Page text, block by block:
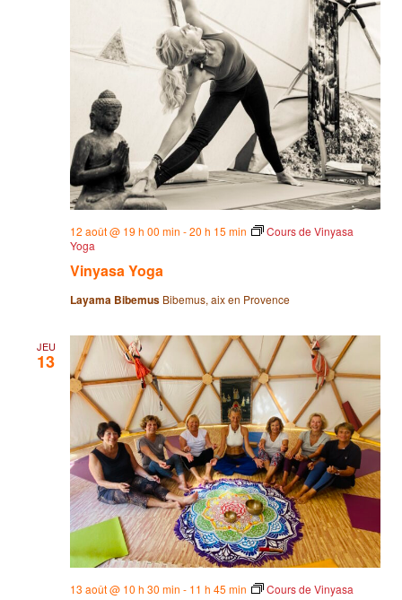
Vinyasa Yoga
12 août @ 19 h 00 min -20 h 15 min
Cours de Vinyasa
Yoga
Layama Bibemus Bibemus, aix en Provence
JEU
13
13 août @ 10 h 30 min - 11 h 45 min
Cours de Vinyasa